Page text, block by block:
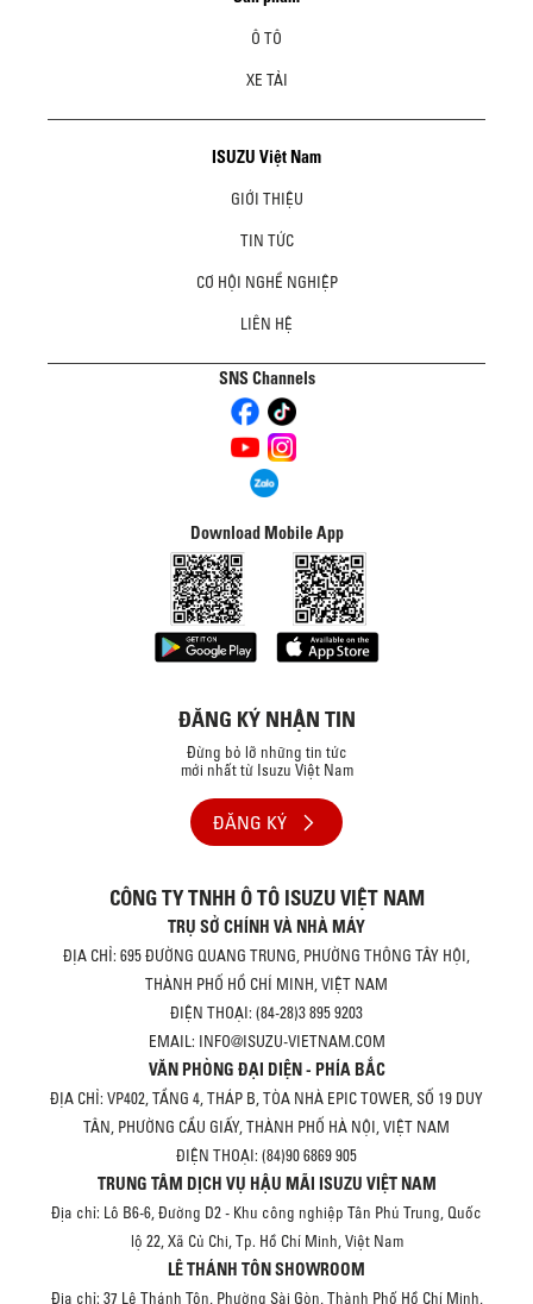
Ô TÔ
XE TẢI
ISUZU Việt Nam
GIỚI THIỆU
TIN TỨC
CƠ HỘI NGHỀ NGHIỆP
LIÊN HỆ
SNS Channels
Download Mobile App
ĐĂNG KÝ NHẬN TIN
Đừng bỏ lỡ những tin tức
mới nhất từ Isuzu Việt Nam
ĐĂNG KÝ
CÔNG TY TNHH Ô TÔ ISUZU VIỆT NAM
TRỤ SỞ CHÍNH VÀ NHÀ MÁY
ĐỊA CHỈ: 695 ĐƯỜNG QUANG TRUNG, PHƯỜNG THÔNG TÂY HỘI,
THÀNH PHỐ HỒ CHÍ MINH, VIỆT NAM
ĐIỆN THOẠI: (84-28)3 895 9203
EMAIL: INFO@ISUZU-VIETNAM.COM
VĂN PHÒNG ĐẠI DIỆN - PHÍA BẮC
ĐỊA CHỈ: VP402, TẦNG 4, THÁP B, TÒA NHÀ EPIC TOWER, SỐ 19 DUY
TÂN, PHƯỜNG CẦU GIẤY, THÀNH PHỐ HÀ NỘI, VIỆT NAM
ĐIỆN THOẠI: (84)90 6869 905
TRUNG TÂM DỊCH VỤ HẬU MÃI ISUZU VIỆT NAM
Địa chỉ: Lô B6-6, Đường D2 - Khu công nghiệp Tân Phú Trung, Quốc
lộ 22, Xã Củ Chi, Tp. Hồ Chí Minh, Việt Nam
LÊ THÁNH TÔN SHOWROOM
Địa chỉ: 37 Lê Thánh Tôn, Phường Sài Gòn, Thành Phố Hồ Chí Minh,